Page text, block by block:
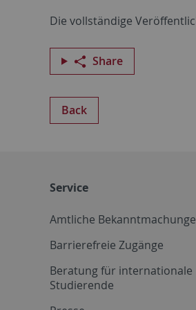
Die vollständige
Share
Back
Service
Amtliche
Barrierefreie Zugänge
Beratung für internationale
Studierende